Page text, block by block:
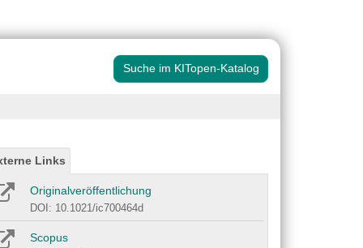
Suche im KITopen-Katalog
Links
Originalveröffentlichung
DOI: 10.1021/ic700464d
Scopus